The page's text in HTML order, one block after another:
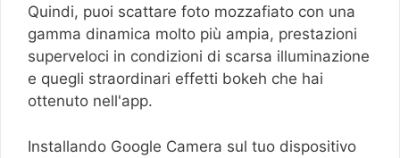
Quindi, puoi scattare foto mozzafiato con una
gamma dinamica molto più ampia, prestazioni
superveloci in condizioni di scarsa illuminazione
e quegli straordinari effetti bokeh che hai
ottenuto nell'app.
Installando Google Camera sul tuo dispositivo